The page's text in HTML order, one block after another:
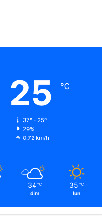
25 ℃
37º - 25º
29%
0.72 km/h
34 ℃
dim
35 ℃
lun